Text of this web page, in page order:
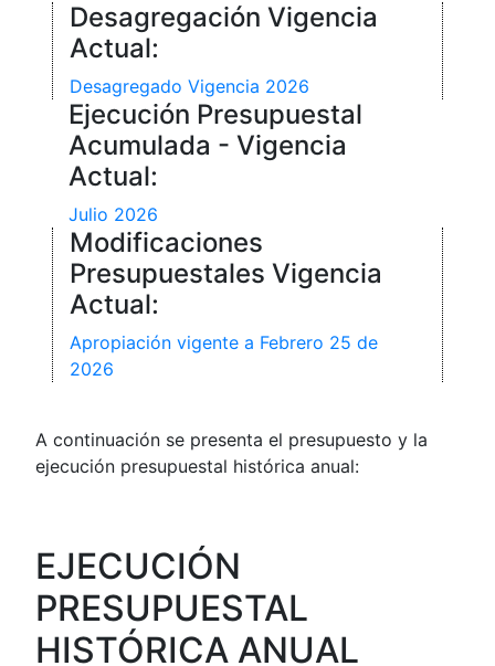
Desagregación Vigencia
Actual:
Desagregado Vigencia 2026
Ejecución Presupuestal
Acumulada - Vigencia
Actual:
Julio 2026
Modificaciones
Presupuestales Vigencia
Actual:
Apropiación vigente a Febrero 25 de
2026
A continuación se presenta el presupuesto y la
ejecución presupuestal histórica anual:
EJECUCIÓN
PRESUPUESTAL
HISTÓRICA ANUAL